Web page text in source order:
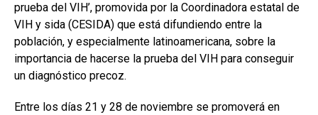
prueba del VIH’, promovida por la Coordinadora estatal de
VIH y sida (CESIDA) que está difundiendo entre la
población, y especialmente latinoamericana, sobre la
importancia de hacerse la prueba del VIH para conseguir
un diagnóstico precoz.
Entre los días 21 y 28 de noviembre se promoverá en